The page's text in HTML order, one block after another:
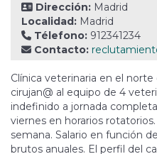
Dirección: Madrid
Localidad: Madrid
Télefono: 912341234
Contacto:
Clínica veterinaria en el
cirujan@ al equipo de 4
indefinido a jornada
viernes en horarios
semana. Salario en función
brutos anuales. El perfil del